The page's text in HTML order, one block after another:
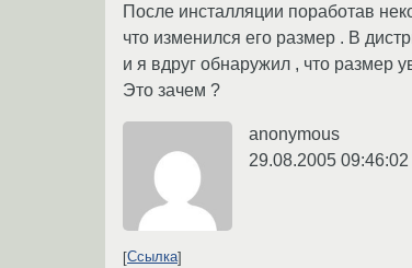
После инсталляции поработав
что изменился его размер . В
и я вдруг обнаружил , что размер
Это зачем ?
anonymous
29.08.2005
Ссылка